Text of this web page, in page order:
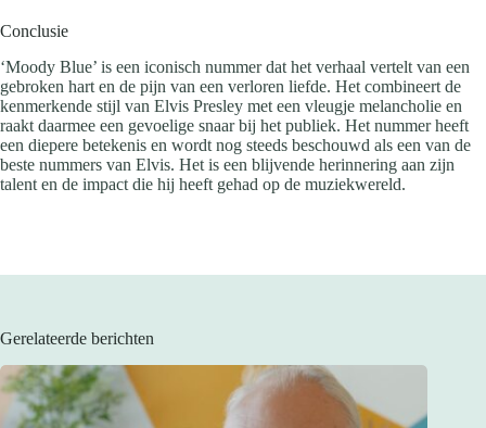
Conclusie
‘Moody Blue’ is een iconisch nummer dat het verhaal vertelt van een
gebroken hart en de pijn van een verloren liefde. Het combineert de
kenmerkende stijl van Elvis Presley met een vleugje melancholie en
raakt daarmee een gevoelige snaar bij het publiek. Het nummer heeft
een diepere betekenis en wordt nog steeds beschouwd als een van de
beste nummers van Elvis. Het is een blijvende herinnering aan zijn
talent en de impact die hij heeft gehad op de muziekwereld.
Gerelateerde berichten